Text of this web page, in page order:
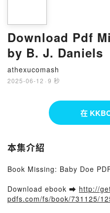
Download Pdf
by B. J. Daniels
athexucomash
2025-06-12 · 9 秒
在
本集介紹
Book Missing: Baby Doe
Download ebook ➡ http://
pdfs.com/fs/book/731125/